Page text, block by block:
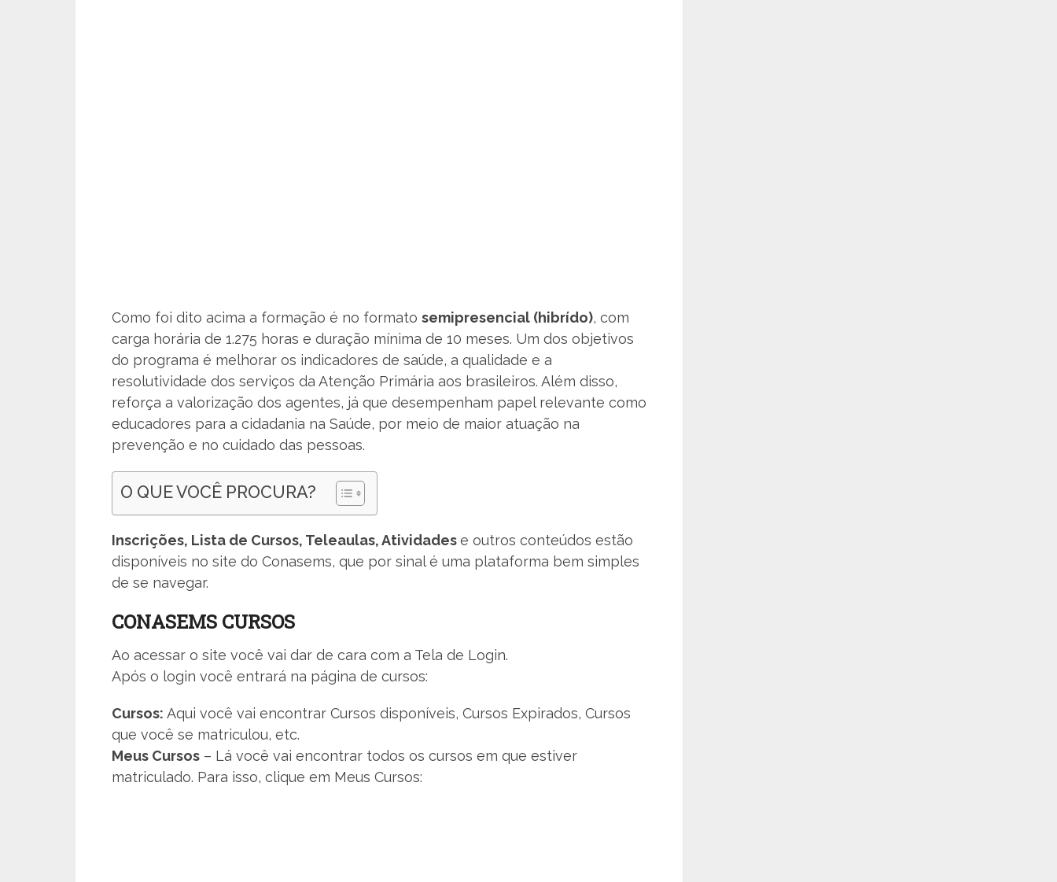
Como foi dito acima a formação é no formato semipresencial (hibrído), com
carga horária de 1.275 horas e duração mínima de 10 meses. Um dos objetivos
do programa é melhorar os indicadores de saúde, a qualidade e a
resolutividade dos serviços da Atenção Primária aos brasileiros. Além disso,
reforça a valorização dos agentes, já que desempenham papel relevante como
educadores para a cidadania na Saúde, por meio de maior atuação na
prevenção e no cuidado das pessoas.
O QUE VOCÊ PROCURA?
Inscrições, Lista de Cursos, Teleaulas, Atividadese outros conteúdos estão
disponíveis no site do Conasems, que por sinal é uma plataforma bem simples
de se navegar.
CONASEMS CURSOS
Ao acessar o site você vai dar de cara com a Tela de Login.
Após o login você entrará na página de cursos:
Cursos: Aqui você vai encontrar Cursos disponíveis, Cursos Expirados, Cursos
que você se matriculou, etc.
Meus Cursos – Lá você vai encontrar todos os cursos em que estiver
matriculado. Para isso, clique em Meus Cursos: